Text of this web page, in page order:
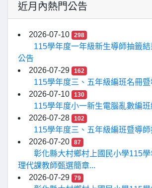
近月內熱門公告
2026-07-10 298
115學年度一年級新生導師抽籤
公告
2026-07-29
162
115學年度三、五年級編班名冊
2026-07-10
130
115學年度小一新生電腦亂數編
2026-07-28
102
115學年度三、五年級編班暨導
2026-07-20
87
彰化縣大村鄉村上國民小學115
理代課教師甄選簡章...
2026-07-29
79